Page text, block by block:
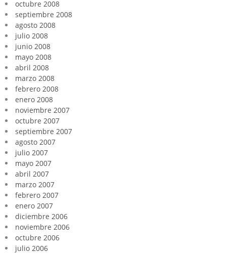
octubre 2008
septiembre 2008
agosto 2008
julio 2008
junio 2008
mayo 2008
abril 2008
marzo 2008
febrero 2008
enero 2008
noviembre 2007
octubre 2007
septiembre 2007
agosto 2007
julio 2007
mayo 2007
abril 2007
marzo 2007
febrero 2007
enero 2007
diciembre 2006
noviembre 2006
octubre 2006
julio 2006